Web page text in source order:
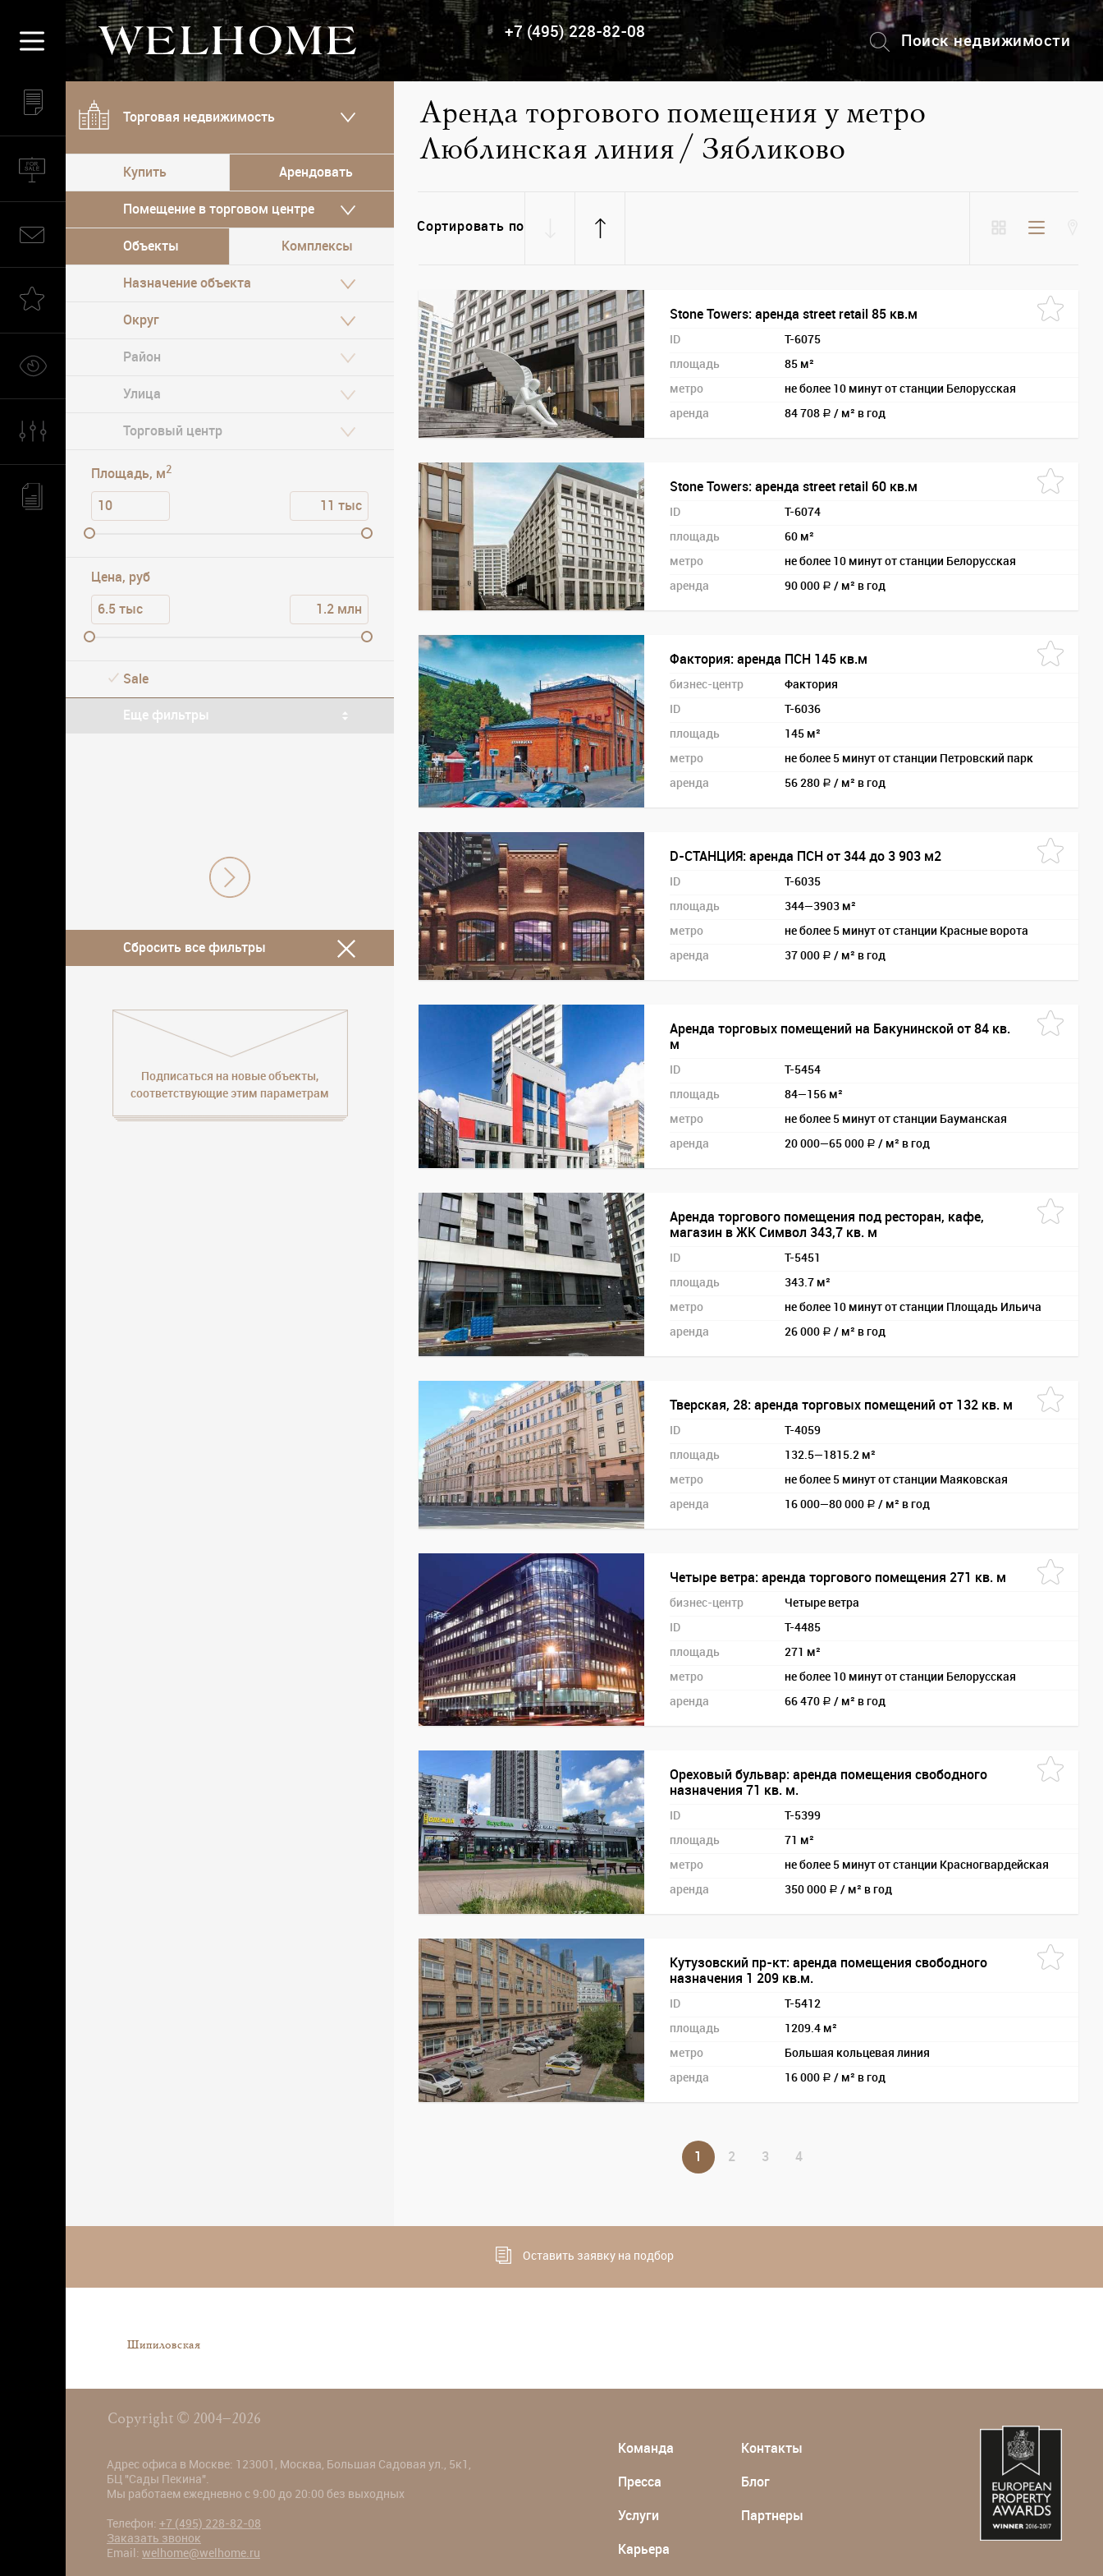
+7 (495) 228-82-08
Поиск недвижимости
+7 (495) 228-82-08
Торговая недвижимость
Купить Арендовать
Помещение в торговом центре
Объекты Комплексы
Назначение объекта
Округ
Улица Подбельского
Парковка
Площадь, м2
Цена, руб
Sale
Еще фильтры
Сбросить все фильтры
Подписаться на новые объекты,
соответствующие этим параметрам
Аренда торгового помещения у метро
Люблинская линия / Зябликово
Сортировать по
Stone Towers: аренда street retail 85 кв.м
ID
T-6075
площадь
85 м²
метро
не более 10 минут от станции Белорусская
аренда
84 708 a / м² в год
Stone Towers: аренда street retail 60 кв.м
ID
T-6074
площадь
60 м²
метро
не более 10 минут от станции Белорусская
аренда
90 000 a / м² в год
Фактория: аренда ПСН 145 кв.м
бизнес-центр
Фактория
ID
T-6036
площадь
145 м²
метро
не более 5 минут от станции Петровский парк
аренда
56 280 a / м² в год
D-СТАНЦИЯ: аренда ПСН от 344 до 3 903 м2
ID
T-6035
площадь
344—3903 м²
метро
не более 5 минут от станции Красные ворота
аренда
37 000 a / м² в год
Аренда торговых помещений на Бакунинской от 84 кв.
м
ID
T-5454
площадь
84—156 м²
метро
не более 5 минут от станции Бауманская
аренда
20 000—65 000 a / м² в год
Аренда торгового помещения под ресторан, кафе,
магазин в ЖК Символ 343,7 кв. м
ID
T-5451
площадь
343.7 м²
метро
не более 10 минут от станции Площадь Ильича
аренда
26 000 a / м² в год
Тверская, 28: аренда торговых помещений от 132 кв. м
ID
T-4059
площадь
132.5—1815.2 м²
метро
не более 5 минут от станции Маяковская
аренда
16 000—80 000 a / м² в год
Четыре ветра: аренда торгового помещения 271 кв. м
бизнес-центр
Четыре ветра
ID
T-4485
площадь
271 м²
метро
не более 10 минут от станции Белорусская
аренда
66 470 a / м² в год
Ореховый бульвар: аренда помещения свободного
назначения 71 кв. м.
ID
T-5399
площадь
71 м²
метро
не более 5 минут от станции Красногвардейская
аренда
350 000 a / м² в год
Кутузовский пр-кт: аренда помещения свободного
назначения 1 209 кв.м.
ID
T-5412
площадь
1209.4 м²
метро
Большая кольцевая линия
аренда
16 000 a / м² в год
1 2 3 4
Оставить заявку на подбор
Шипиловская
Copyright © 2004–2026
Адрес офиса в Москве: 123001, Москва, Большая Садовая ул., 5к1,
БЦ "Сады Пекина".
Мы работаем ежедневно с 9:00 до 20:00 без выходных
Телефон: +7 (495) 228-82-08
Заказать звонок
Email: welhome@welhome.ru
Команда
Пресса
Услуги
Карьера
Контакты
Блог
Партнеры